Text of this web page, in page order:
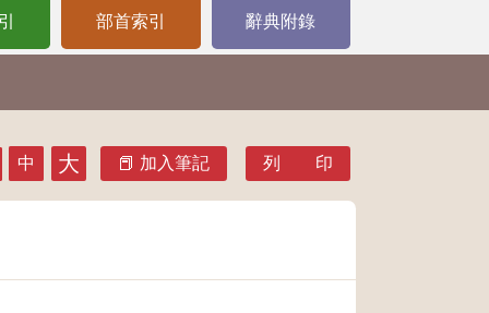
部首索引 辭典附錄
中 大 加入筆記 列 印